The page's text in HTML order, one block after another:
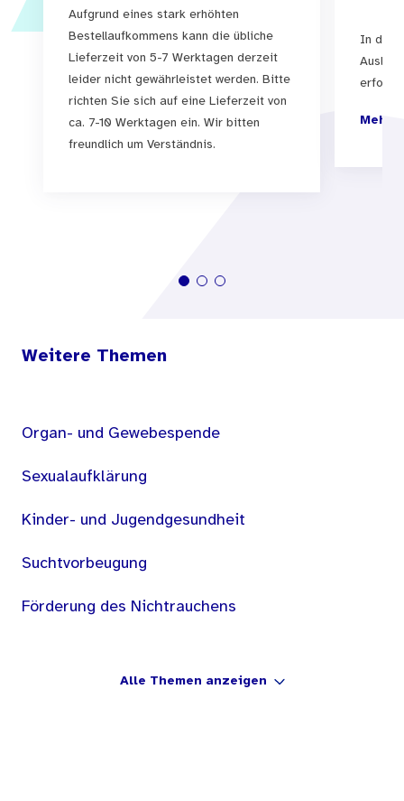
ausreichend viele Menschen impfen, so kann für
einige Krankheiten sogar verhindert werden,
dass sie weiterhin auftreten. Mit Hilfe dieses
Simulators des Bundesinstituts für Öffentliche
Gesundheit kann man am Beispiel Masern selbst
Menschen, die nicht gegen Masern geimpft
Aufgrund eines stark erhöhten
Bestellaufkommens kann die übliche
Lieferzeit von 5-7 Werktagen derzeit
leider nicht gewährleistet werden. Bitte
richten Sie sich auf eine Lieferzeit von
ca. 7-10 Werktagen ein. Wir bitten
freundlich um Verständnis.
In der
Mehr
Weitere Themen
Organ- und Gewebespende
Sexualaufklärung
Kinder- und Jugendgesundheit
Suchtvorbeugung
Förderung des Nichtrauchens
Alle Themen anzeigen